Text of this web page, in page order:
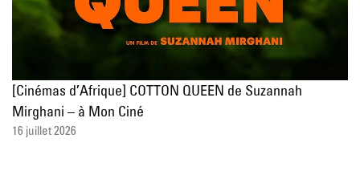
[Cinémas d’Afrique] COTTON QUEEN de Suzannah
Mirghani – à Mon Ciné
16 juillet 2026